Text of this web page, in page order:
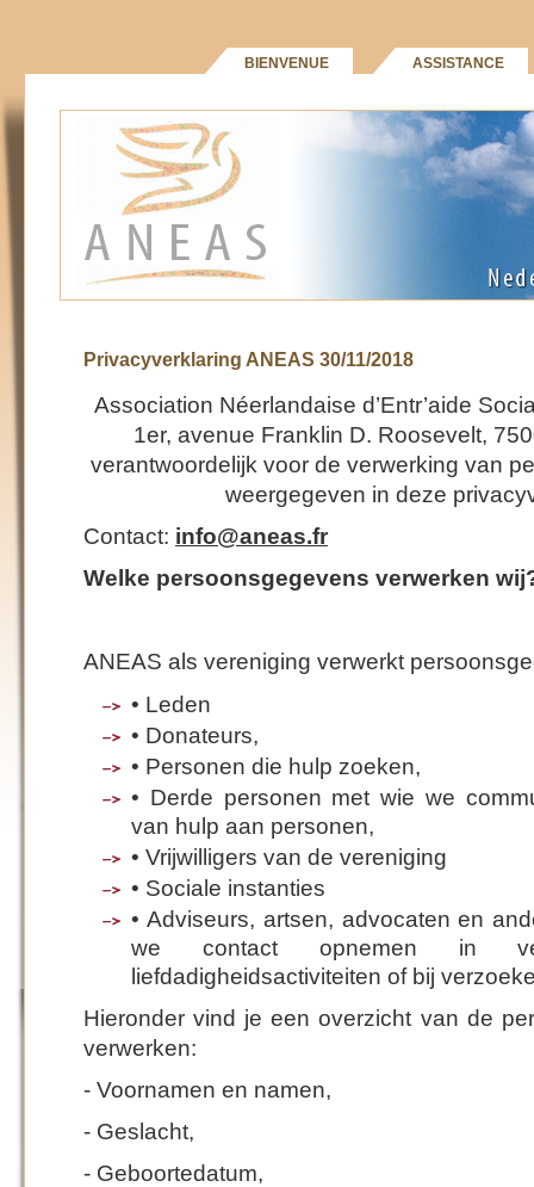
BIENVENUE ASSISTANCE
Privacyverklaring ANEAS 30/11/2018
Association Néerlandaise d’Entr’aide
1er, avenue Franklin D. Roosevelt,
verantwoordelijk voor de verwerking van
weergegeven in deze
Contact: info@aneas.fr
Welke persoonsgegevens verwerken
ANEAS als vereniging verwerkt
• Leden
• Donateurs,
• Personen die hulp zoeken,
• Derde personen met wie we
van hulp aan personen,
• Vrijwilligers van de vereniging
• Sociale instanties
• Adviseurs, artsen, advocaten en
we contact opnemen in
liefdadigheidsactiviteiten of bij
Hieronder vind je een overzicht van de
verwerken:
- Voornamen en namen,
- Geslacht,
- Geboortedatum,